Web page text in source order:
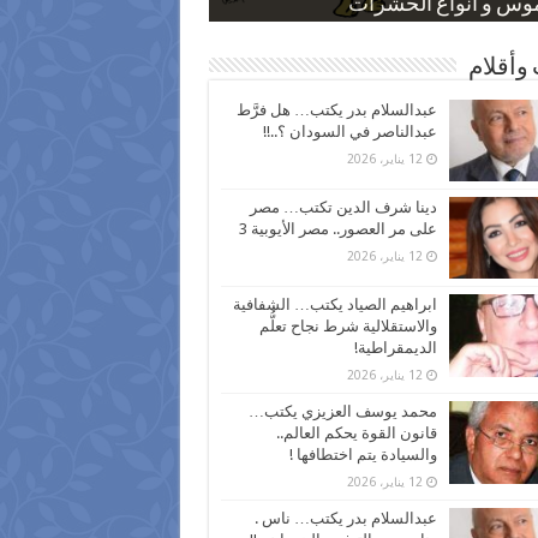
و أنواع الحشرات
بعد ارتفاع الأسعار
نسبة الطلاق في مصر
كاركاتيرية
كاركاتيرية
وأقلام
عبدالسلام بدر يكتب… هل فرَّط
عبدالناصر في السودان ؟..!!
12 يناير، 2026
دينا شرف الدين تكتب… مصر
على مر العصور.. مصر الأيوبية 3
12 يناير، 2026
ابراهيم الصياد يكتب… الشفافية
والاستقلالية شرط نجاح تعلُّم
الديمقراطية!
12 يناير، 2026
محمد يوسف العزيزي يكتب…
قانون القوة يحكم العالم..
والسيادة يتم اختطافها !
12 يناير، 2026
عبدالسلام بدر يكتب… ناس .